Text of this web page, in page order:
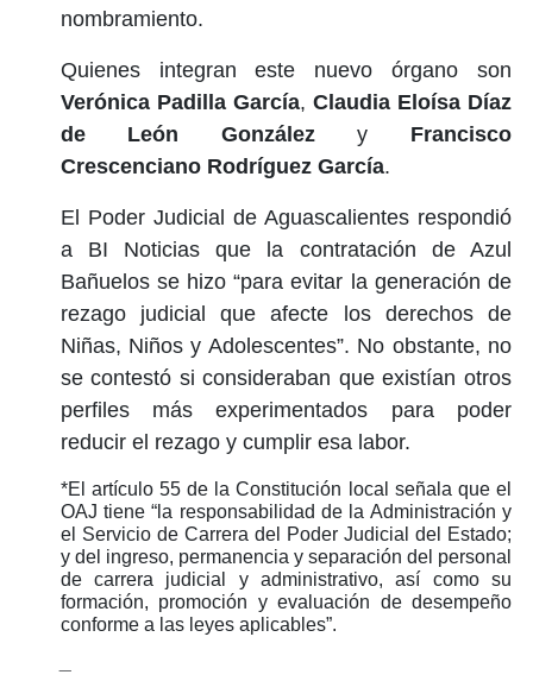
nombramiento.
Quienes integran este nuevo órgano son
Verónica Padilla García, Claudia Eloísa Díaz
de León
Gonzálezy Francisco
Crescenciano Rodríguez García.
El Poder Judicial de Aguascalientes respondió
a BI Noticias que la contratación de Azul
Bañuelos se hizo “para evitar la generación de
rezago judicial que afecte los derechos de
Niñas, Niños y Adolescentes”. No obstante, no
se contestó si consideraban que existían otros
perfiles más experimentados para poder
reducir el rezago y cumplir esa labor.
*El artículo 55 de la Constitución local señala que el
OAJ tiene “la responsabilidad de la Administración y
el Servicio de Carrera del Poder Judicial del Estado;
y del ingreso, permanencia y separación del personal
de carrera judicial y administrativo, así como su
formación, promoción y evaluación de desempeño
conforme a las leyes aplicables”.